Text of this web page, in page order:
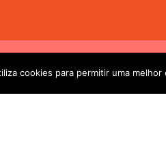
MAIS - PETSHOP ONLINE. Todos os
Devido ás altas temperaturas
salvaguardar a sua chegada viva.
cookies para permitir uma